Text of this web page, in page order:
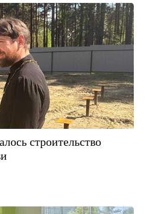
строительство